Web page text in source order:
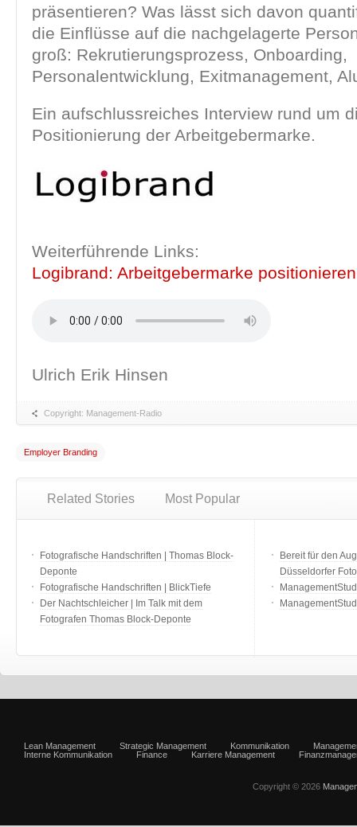
präsentieren? Was lässt sich davon
die Einflüsse auf die nachgelagerte
groß: Rekrutierungsprozess, Onboarding,
Personalentwicklung, Exitmanagement,
Ein aufschlussreiches Interview rund um
Positionierung der Arbeitgebermarke.
Weiterführende Links:
Logibrand: Arbeitgebermarke positionieren
Ulrich Erik Hinsen
Copyright: Management-Radio
Employer Branding
Related Stories Most Popular
Fotografische Handschriften | Thomas Block-
Deponte
Fotografische Handschriften | BlickTiefe
Der Nachtschleicher | Im Talk mit dem
Fotografen Thomas Block-Deponte
Bereit für den
Düsseldorfer
Lean Management Strategic Management Kommunikation
Interne Kommunikation
Finance Karriere Management
Copyright © 2026